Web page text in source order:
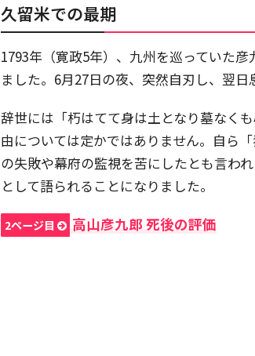
久留米での最期
1793年（寛政5年）、九州を巡っていた
ました。6月27日の夜、突然自刃し、翌日
辞世には「朽はてて身は土となり墓なく
由については定かではありません。自ら
の失敗や幕府の監視を苦にしたとも言わ
として語られることになりました。
2ページ目 高山彦九郎 死後の評価